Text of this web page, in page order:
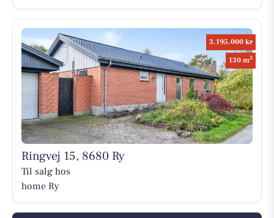
3.195.000 kr
130 m2
Ringvej 15, 8680 Ry
Til salg hos
home Ry